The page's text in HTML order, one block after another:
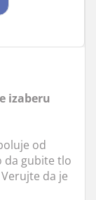
izaberu
od
da gubite tlo
da je